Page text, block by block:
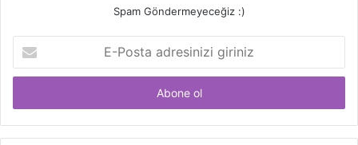
Spam Göndermeyeceğiz :)
Posta
adresinizi